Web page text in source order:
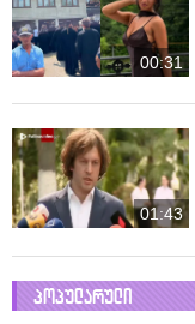
00:31
01:43
პოპულარული